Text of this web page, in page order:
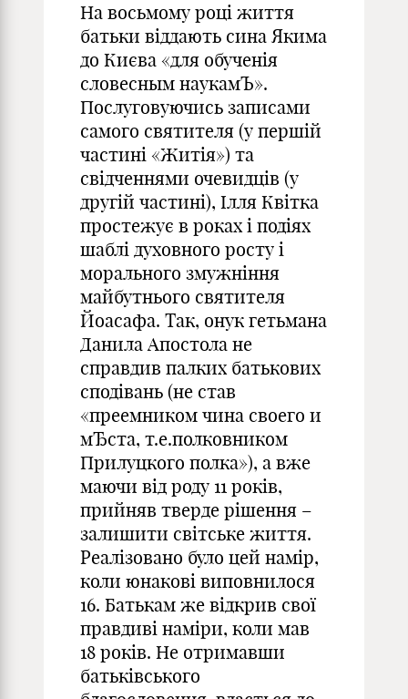
На восьмому році життя
батьки віддають сина Якима
до Києва «для обученія
словесным наукамЪ».
Послуговуючись записами
самого святителя (у першій
частині «Житія») та
свідченнями очевидців (у
другій частині), Ілля Квітка
простежує в роках і подіях
шаблі духовного росту і
морального змужніння
майбутнього святителя
Йоасафа. Так, онук гетьмана
Данила Апостола не
справдив палких батькових
сподівань (не став
«преемником чина своего и
мЂста, т.е.полковником
Прилуцкого полка»), а вже
маючи від роду 11 років,
прийняв тверде рішення –
залишити світське життя.
Реалізовано було цей намір,
коли юнакові виповнилося
16. Батькам же відкрив свої
правдиві наміри, коли мав
18 років. Не отримавши
батьківського